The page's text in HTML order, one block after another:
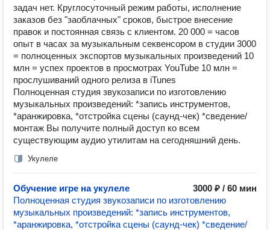
задач нет. Круглосуточный режим работы, исполнение
заказов без "заоблачных" сроков, быстрое внесение
правок и постоянная связь с клиентом. 20 000 = часов
опыт в часах за музыкальным секвенсором в студии 3000
= полноценных экспортов музыкальных произведений 10
млн = успех проектов в просмотрах YouTube 10 млн =
прослушиваний одного релиза в iTunes
Полноценная студия звукозаписи по изготовлению
музыкальных произведений: *запись инструментов,
*аранжировка, *отстройка сцены (саунд-чек) *сведение/
монтаж Вы получите полный доступ ко всем
существующим аудио утилитам на сегодняшний день.
Укулеле
Обучение игре на укулеле
3000 ₽ / 60 мин
Полноценная студия звукозаписи по изготовлению
музыкальных произведений: *запись инструментов,
*аранжировка, *отстройка сцены (саунд-чек) *сведение/